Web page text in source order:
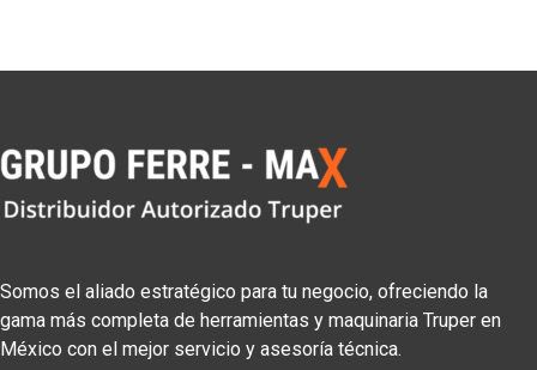
Somos el aliado estratégico para tu negocio, ofreciendo la
gama más completa de herramientas y maquinaria Truper en
México con el mejor servicio y asesoría técnica.